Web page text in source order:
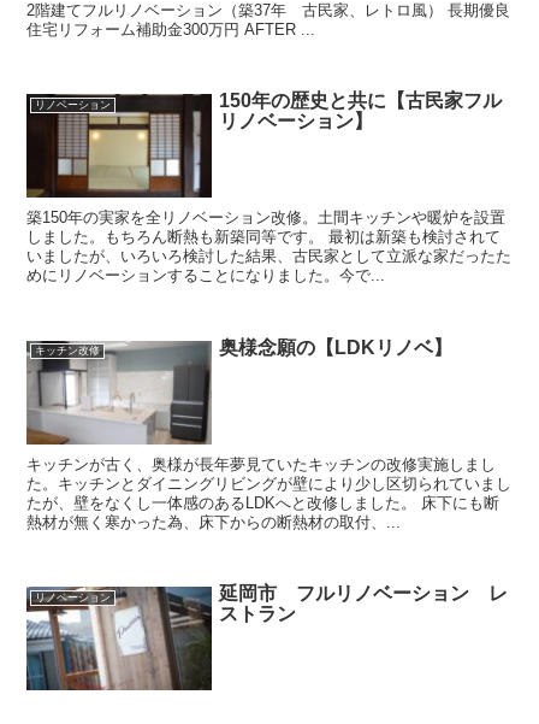
2階建てフルリノベーション（築37年 古民家、レトロ風） 長期優良
住宅リフォーム補助金300万円 AFTER ...
リノベーション
150年の歴史と共に【古民家フル
リノベーション】
築150年の実家を全リノベーション改修。土間キッチンや暖炉を設置
しました。もちろん断熱も新築同等です。 最初は新築も検討されて
いましたが、いろいろ検討した結果、古民家として立派な家だったた
めにリノベーションすることになりました。今で...
キッチン改修 奥様念願の【LDKリノベ】
キッチンが古く、奥様が長年夢見ていたキッチンの改修実施しまし
た。キッチンとダイニングリビングが壁により少し区切られていまし
たが、壁をなくし一体感のあるLDKへと改修しました。 床下にも断
熱材が無く寒かった為、床下からの断熱材の取付、...
リノベーション
延岡市 フルリノベーション レ
ストラン